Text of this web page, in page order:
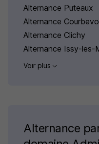
Alternance Puteaux
Alternance
Alternance Clichy
Alternance Issy-les-
Voir plus
Alternance